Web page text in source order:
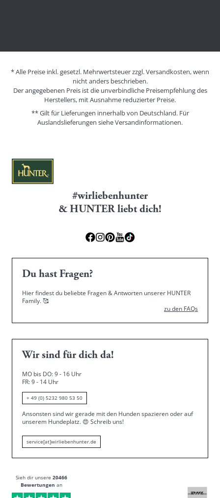
* Alle Preise inkl. gesetzl. Mehrwertsteuer zzgl. Versandkosten, wenn
nicht anders beschrieben.
Der angegebenen Preis ist die unverbindliche Preisempfehlung des
Herstellers, mit Ausnahme reduzierter Preise.
** Gilt für Lieferungen innerhalb von Deutschland. Für
Auslandslieferungen sieheVersandinformationen.
#wirliebenhunter
& HUNTER liebt dich!
Du hast Fragen?
Hier findest du beliebte Fragen & Antworten unserer HUNTER
Family.🥰
zu den FAQs
Wir sind für dich da!
MO bis DO: 9 - 16 Uhr
FR: 9 - 14 Uhr
+ 49 (0) 5232 980 53 50
Ansonsten sind wir gerade mit den Hunden spazieren oder auf
unserem Hundeplatz. 😍 Schreib uns!
service[at]wirliebenhunter.de
Sieh dir unsere 20466
Bewertungen an